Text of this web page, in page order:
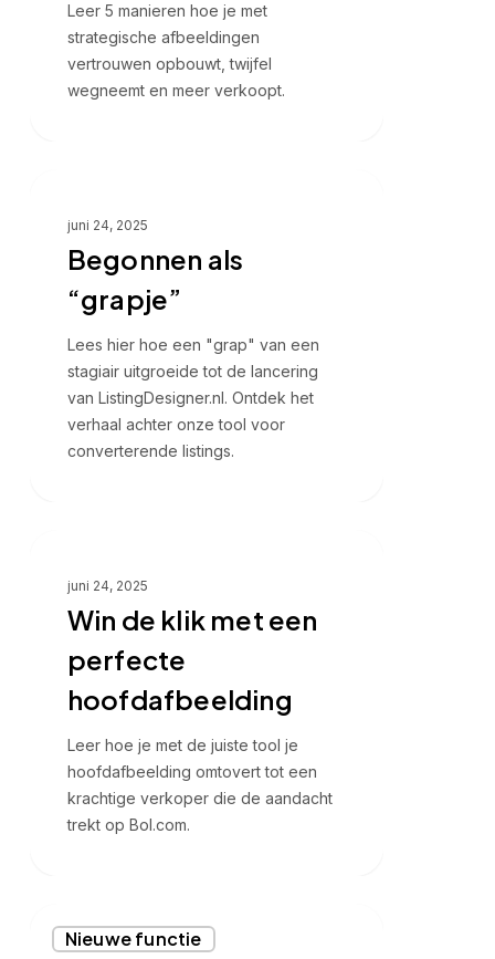
Leer 5 manieren hoe je met
strategische afbeeldingen
vertrouwen opbouwt, twijfel
wegneemt en meer verkoopt.
“grapje”juni 24, 2025
Begonnen als
“grapje”
Lees hier hoe een "grap" van een
stagiair uitgroeide tot de lancering
van ListingDesigner.nl. Ontdek het
verhaal achter onze tool voor
converterende listings.
perfecte
hoofdafbeelding
juni 24, 2025
Win de klik met een
perfecte
hoofdafbeelding
Leer hoe je met de juiste tool je
hoofdafbeelding omtovert tot een
krachtige verkoper die de aandacht
trekt op Bol.com.
crop-Nieuwe functie